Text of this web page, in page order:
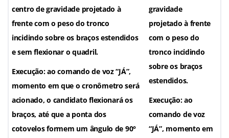
centro de gravidade projetado à
frente com o peso do tronco
incidindo sobre os braços estendidos
e sem flexionar o quadril.
Execução: ao comando de voz “JÁ”,
momento em que o cronômetro será
acionado, o candidato flexionará os
braços, até que a ponta dos
cotovelos formem um ângulo de 90°
gravidade
projetado à frente
com o peso do
tronco incidindo
sobre os braços
estendidos.
Execução: ao
comando de voz
“JÁ”, momento em